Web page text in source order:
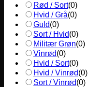
Rød / Sort(0)
Hvid / Grå(0)
Guld(0)
Sort / Hvid(0)
Militær Grøn(0)
Vinrød(0)
Hvid / Sort(0)
Hvid / Vinrød(0)
Sort / Vinrød(0)